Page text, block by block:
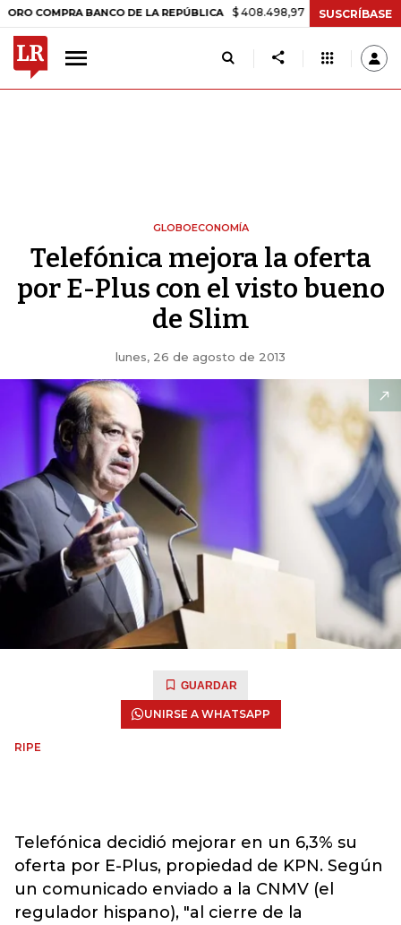
BANCO DE LA REPÚBLICA $ 408.498,97 +$ 8.753,81 +2,19%
SUSCRÍBASE
GLOBOECONOMÍA
Telefónica mejora la oferta
por E-Plus con el visto bueno
de Slim
lunes, 26 de agosto de 2013
GUARDAR
UNIRSE A WHATSAPP
RIPE
Telefónica decidió mejorar en un 6,3% su
oferta por E-Plus, propiedad de KPN. Según
un comunicado enviado a la CNMV (el
regulador hispano), "al cierre de la